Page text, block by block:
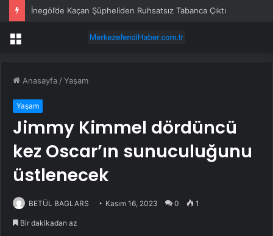
İnegöl’de Kaçan Şüpheliden Ruhsatsız Tabanca Çıktı
Menü
Anasayfa /Yaşam
Yaşam
Jimmy Kimmel dördüncü
kez Oscar’ın sunuculuğunu
üstlenecek
BETÜL BAGLARS Kasım 16, 2023 0 1
Bir dakikadan az